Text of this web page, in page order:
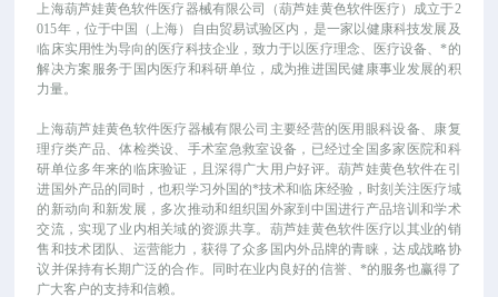
上海葫芦娃黄色软件医疗器械有限公司（葫芦娃黄色软件医疗）成立于2
015年，位于中国（上海）自由贸易试验区内，是一家以健康科技发展及
临床实用性为导向的医疗科技企业，致力于以医疗理念、医疗设备、*的
解决方案服务于国内医疗和科研单位，成为推进国民健康事业发展的积
力量。
上海葫芦娃黄色软件医疗器械有限公司主要经营的医用眼科设备、康复
理疗类产品、体检类设、手术室急救室设备，已经过全国多家医院和科
研单位多年来的临床验证，且深得广大用户好评。葫芦娃黄色软件在引
进国外产品的同时，也积学习外国的*技术和临床经验，时刻关注医疗域
的新动向和新发展，多次推动和组织国外家到中国进行产品培训和学术
交流，实现了业内相关域的资源共享。葫芦娃黄色软件医疗以其业的销
售和技术团队、运营能力，获得了众多国内外品牌的青睐，达成战略协
议并保持有长期广泛的合作。同时在业内良好的信誉、*的服务也赢得了
广大客户的支持和信赖。